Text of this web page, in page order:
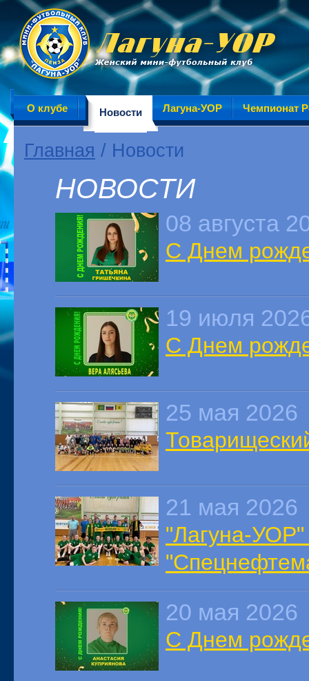
О клубе Новости Лагуна-УОР Чемпионат
Главная / Новости
НОВОСТИ
08 августа
С Днем
19 июля
С Днем
25 мая 2026
21 мая 2026
"Лагуна-
20 мая 2026
С Днем